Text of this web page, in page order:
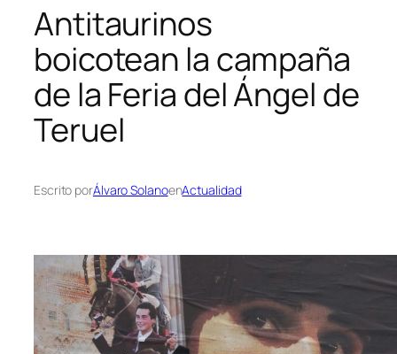
Antitaurinos
boicotean la campaña
de la Feria del Ángel de
Teruel
Escrito porÁlvaro SolanoenActualidad